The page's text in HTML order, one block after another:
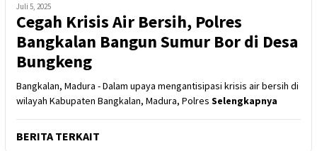
Juli 5, 2025
Cegah Krisis Air Bersih, Polres
Bangkalan Bangun Sumur Bor di Desa
Bungkeng
Bangkalan, Madura - Dalam upaya mengantisipasi krisis air bersih di
wilayah Kabupaten Bangkalan, Madura, Polres Selengkapnya
BERITA TERKAIT